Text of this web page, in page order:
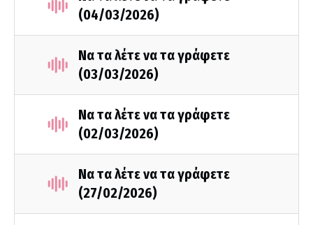
(04/03/2026)
Να τα λέτε να τα γράφετε
(03/03/2026)
Να τα λέτε να τα γράφετε
(02/03/2026)
Να τα λέτε να τα γράφετε
(27/02/2026)